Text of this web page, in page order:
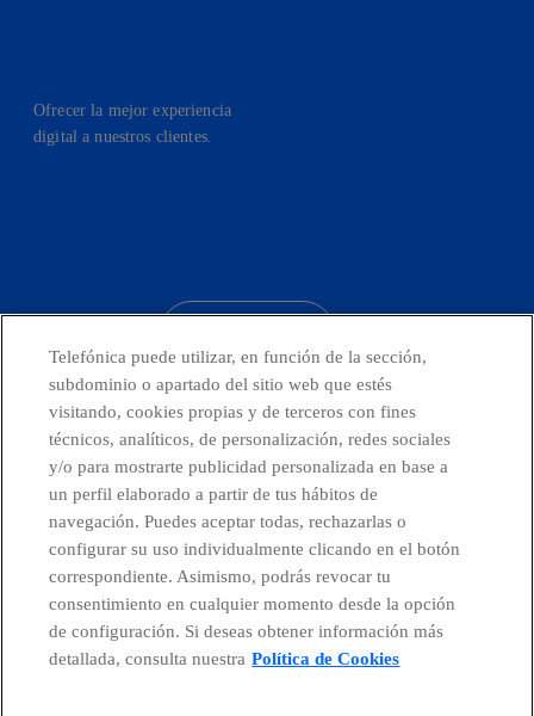
Ofrecer la mejor experiencia
digital a nuestros clientes.
Telefónica en redes sociales
Canal de Denuncias
Centro Global Transparencia
Telefónica puede utilizar, en función de la sección,
subdominio o apartado del sitio web que estés
visitando, cookies propias y de terceros con fines
técnicos, analíticos, de personalización, redes sociales
y/o para mostrarte publicidad personalizada en base a
un perfil elaborado a partir de tus hábitos de
navegación. Puedes aceptar todas, rechazarlas o
configurar su uso individualmente clicando en el botón
correspondiente. Asimismo, podrás revocar tu
consentimiento en cualquier momento desde la opción
de configuración. Si deseas obtener información más
detallada, consulta nuestra Política de Cookies